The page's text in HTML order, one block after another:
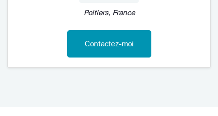
Poitiers, France
Contactez-moi